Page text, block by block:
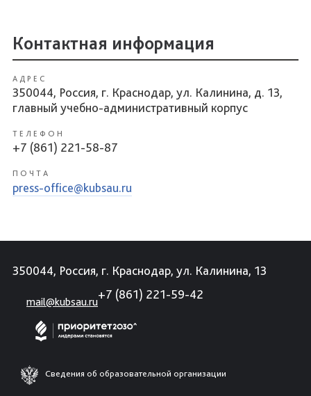
Контактная информация
АДРЕС
350044, Россия, г. Краснодар, ул. Калинина, д. 13,
главный учебно-административный корпус
ТЕЛЕФОН
+7 (861) 221-58-87
ПОЧТА
press-office@kubsau.ru
350044, Россия, г. Краснодар, ул. Калинина, 13
mail@kubsau.ru
+7 (861) 221-59-42
Сведения об образовательной организации